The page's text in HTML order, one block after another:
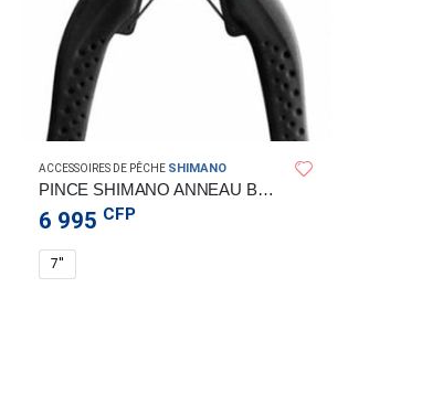
ACCESSOIRES DE PÊCHE SHIMANO
PINCE SHIMANO ANNEAU BRISE 7
6 995 CFP
7''